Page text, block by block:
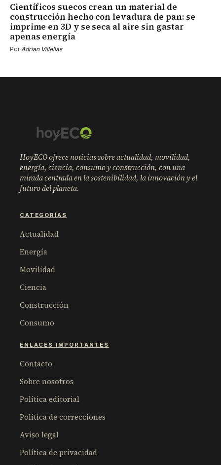
Científicos suecos crean un material de
construcción hecho con levadura de pan: se
imprime en 3D y se seca al aire sin gastar
apenas energía
Por Adrian Villellas
HoyECO ofrece noticias sobre actualidad, movilidad,
energía, ciencia, consumo y construcción, con una
mirada centrada en la sostenibilidad, la innovación y el
futuro del planeta.
CATEGORÍAS
Actualidad
Energía
Movilidad
Ciencia
Construcción
Consumo
ENLACES IMPORTANTES
Contacto
Sobre nosotros
Política editorial
Política de correcciones
Aviso legal
Política de privacidad